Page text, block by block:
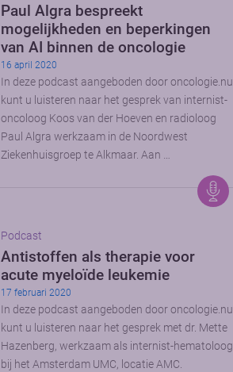
Paul Algra bespreekt
mogelijkheden en beperkingen
van AI binnen de oncologie
16 april 2020
In deze podcast aangeboden door oncologie.nu
kunt u luisteren naar het gesprek van internist-
oncoloog Koos van der Hoeven en radioloog
Paul Algra werkzaam in de Noordwest
Ziekenhuisgroep te Alkmaar. Aan …
Podcast
Antistoffen als therapie voor
acute myeloïde leukemie
17 februari 2020
In deze podcast aangeboden door oncologie.nu
kunt u luisteren naar het gesprek met dr. Mette
Hazenberg, werkzaam als internist-hematoloog
bij het Amsterdam UMC, locatie AMC.